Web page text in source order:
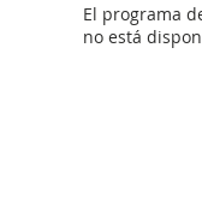
El programa
no está